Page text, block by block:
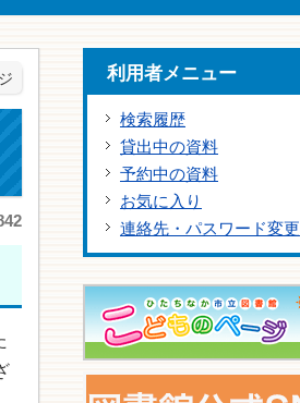
利用者メニュー
検索履歴
貸出中の資料
予約中の資料
お気に入り
連絡先・パスワード変更